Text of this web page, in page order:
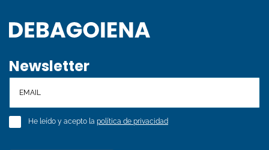
Newsletter
He leído y acepto la política de privacidad